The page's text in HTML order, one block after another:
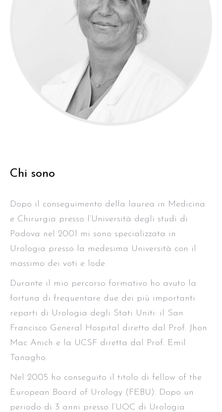
Chi sono
Dopo il conseguimento della laurea in Medicina
e Chirurgia presso l’Università degli studi di
Padova nel 2001 mi sono specializzata in
Urologia presso la medesima Università con il
massimo dei voti e lode.
Durante il mio percorso formativo ho avuto la
fortuna di frequentare due dei più importanti
reparti di Urologia degli Stati Uniti: il San
Francisco General Hospital diretto dal Prof. Jhon
Mac Anich e la UCSF diretta dal Prof. Emil
Tanagho.
Nel 2005 ho conseguito il titolo di fellow of the
European Board of Urology (FEBU). Dopo un
periodo di 3 anni presso l’UOC di Urologia